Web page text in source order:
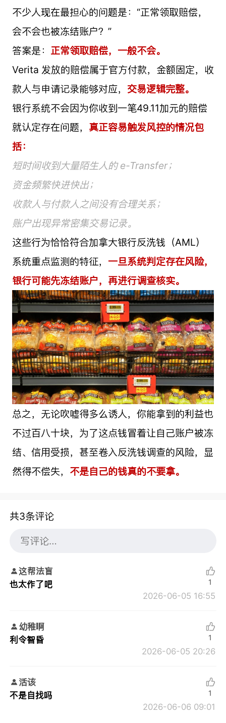
不少人现在最担心的问题是：“正常领取赔偿，
会不会也被冻结账户？”
答案是： 正常领取赔偿，一般不会。
Verita 发放的赔偿属于官方付款，金额固定，收
款人与申请记录能够对应， 交易逻辑完整。
银行系统不会因为你收到一笔49.11加元的赔偿
就认定存在问题， 真正容易触发风控的情况包
括：
短时间收到大量陌生人的 e-Transfer；
资金频繁快进快出；
收款人与付款人之间没有合理关系；
账户出现异常密集交易记录。
这些行为恰恰符合加拿大银行反洗钱（AML）
系统重点监测的特征， 一旦系统判定存在风险，
银行可能先冻结账户，再进行调查核实。
总之，无论吹嘘得多么诱人，你能拿到的利益也
不过百八十块，为了这点钱冒着让自己账户被冻
结、信用受损，甚至卷入反洗钱调查的风险，显
然得不偿失， 不是自己的钱真的不要拿。
共3条评论
这帮法盲
也太作了吧
2026-06-05 16:55
1
幼稚啊
利令智昏
2026-06-05 20:26
1
活该
不是自找吗
2026-06-06 09:01
1